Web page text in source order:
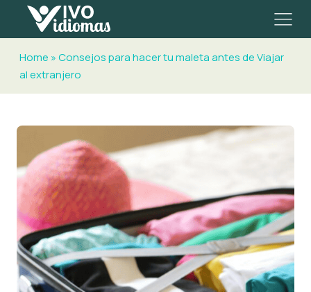
Home »Consejos para hacer tu maleta antes de Viajar
al extranjero